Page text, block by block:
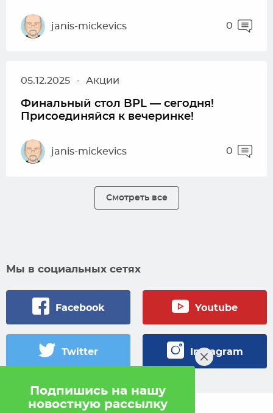
janis-mickevics 0
05.12.2025 - Акции
Финальный стол BPL — сегодня!
Присоединяйся к вечеринке!
janis-mickevics 0
Смотреть все
Мы в социальных сетях
Facebook Youtube
Twitter Instagram
Подпишись на нашу
новостную рассылку